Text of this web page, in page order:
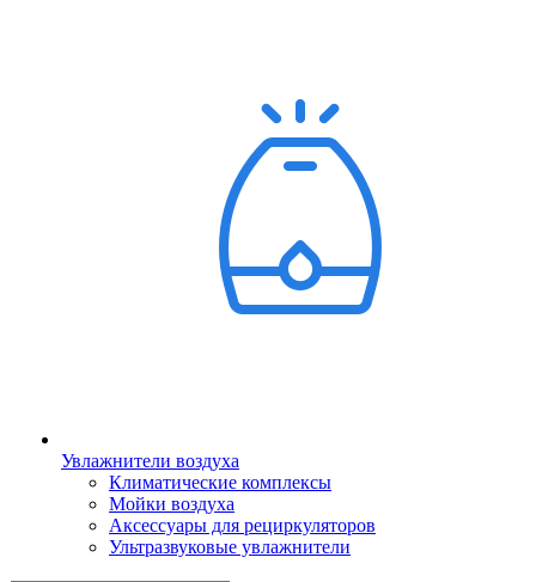
Увлажнители воздуха
Климатические комплексы
Мойки воздуха
Аксессуары для рециркуляторов
Ультразвуковые увлажнители